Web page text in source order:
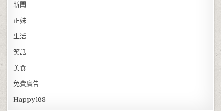
新聞
正妹
生活
笑話
美食
免費廣告
Happy168